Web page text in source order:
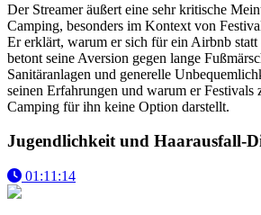
Der Streamer äußert eine sehr kritische
Camping, besonders im Kontext von
Er erklärt, warum er sich für ein Airbnb statt
betont seine Aversion gegen lange
Sanitäranlagen und generelle
seinen Erfahrungen und warum er Festivals
Camping für ihn keine Option darstellt.
Jugendlichkeit und Haarausfall-
01:11:14